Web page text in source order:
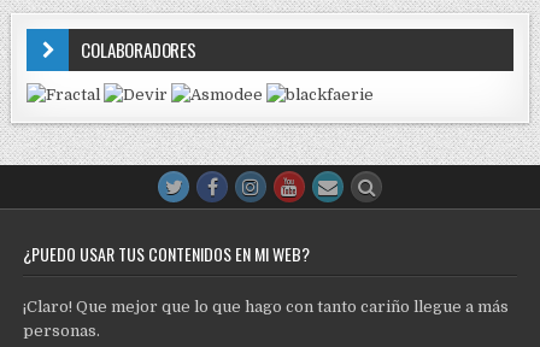
COLABORADORES
¿PUEDO USAR TUS CONTENIDOS EN MI WEB?
¡Claro! Que mejor que lo que hago con tanto cariño llegue a más
personas.